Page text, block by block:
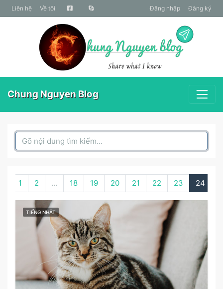
liên hệ Về tôi Đăng nhập Đăng ký
Chung Nguyen Blog
Search Box
1 2 ... 18 19 20 21 22 23 24
TIẾNG NHẬT